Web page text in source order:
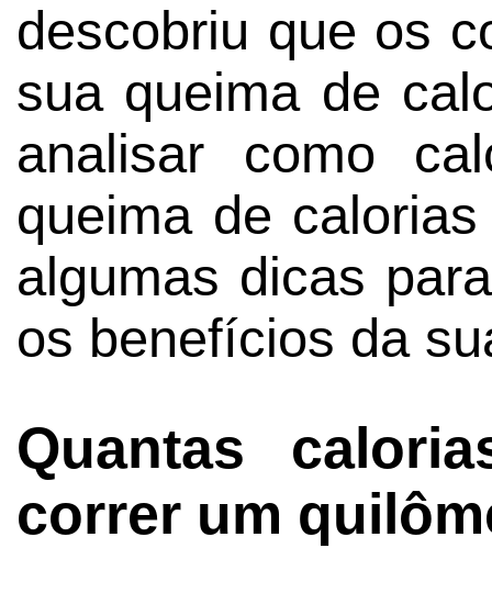
descobriu que os
sua queima de
analisar como
queima de
algumas dicas
os benefícios da
Quantas
correr um